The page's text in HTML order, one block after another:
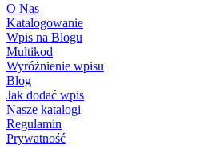
O Nas
Katalogowanie
Wpis na Blogu
Multikod
Wyróżnienie wpisu
Blog
Jak dodać wpis
Nasze katalogi
Regulamin
Prywatność